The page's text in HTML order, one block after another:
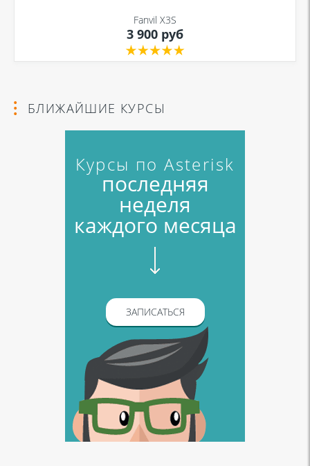
Fanvil X3S
3 900 руб
БЛИЖАЙШИЕ КУРСЫ
Курсы по Asterisk
последняя
неделя
каждого месяца
ЗАПИСАТЬСЯ